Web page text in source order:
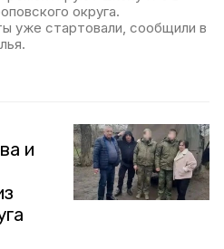
округа.
уже стартовали, сообщили в
и